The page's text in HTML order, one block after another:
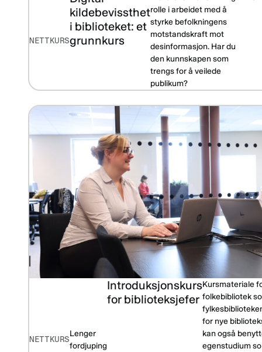
NETTKURS
kildebevissthet
i biblioteket: et
grunnkurs
rolle i arbeidet med å
styrke befolkningens
motstandskraft mot
desinformasjon. Har du
den kunnskapen som
trengs for å veilede
publikum?
NETTKURS
Lenger
fordjuping
Introduksjonskurs
for biblioteksjefer
Kursmateriale
folkebibliotek
for nye
kan også
egenstudium